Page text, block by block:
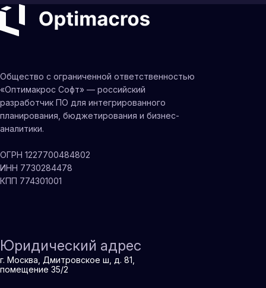
Общество с ограниченной ответственностью
«Оптимакрос Софт» — российский
разработчик ПО для интегрированного
планирования, бюджетирования и бизнес-
аналитики.
ОГРН 1227700484802
ИНН 7730284478
КПП 774301001
Юридический адрес
г. Москва, Дмитровское ш, д. 81,
помещение 35/2